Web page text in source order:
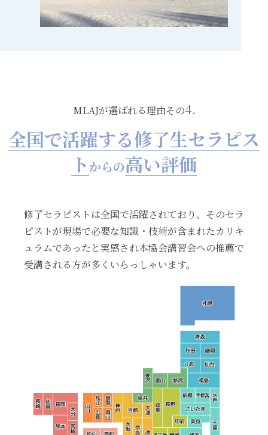
MLAJが選ばれる理由その4.
全国で活躍する修了生セラピス
ト からの高い評価
修了セラピストは全国で活躍されており、そのセラ
ピストが現場で必要な知識・技術が含まれたカリキ
ュラムであったと実感され本協会講習会への推薦で
受講される方が多くいらっしゃいます。